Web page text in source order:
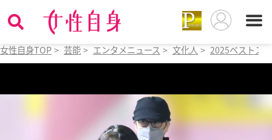
女性自身TOP > 芸能 > エンタメニュース > 文化人 > 2025ベストス